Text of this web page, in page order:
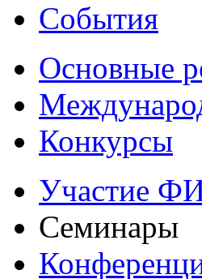
События
Основные
Конкурсы
Участие
Семинары